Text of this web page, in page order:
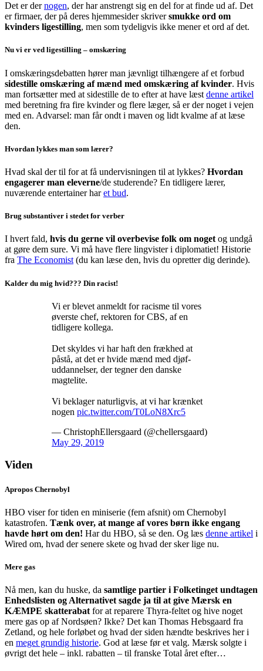
Det er dernogen, der har anstrengt sig en del for at finde ud af. Det
er firmaer, der på deres hjemmesider skriversmukke ord om
kvinders ligestilling, men som tydeligvis ikke mener et ord af det.
Nu vi er ved ligestilling – omskæring
I omskæringsdebatten hører man jævnligt tilhængere af et forbud
sidestille omskæring af mænd med omskæring af kvinder. Hvis
man fortsætter med at sidestille de to efter at have læst denne artikel
med beretning fra fire kvinder og flere læger, så er der noget i vejen
med en. Advarsel: man får ondt i maven og lidt kvalme af at læse
den.
Hvordan lykkes man som lærer?
Hvad skal der til for at få undervisningen til at lykkes? Hvordan
engagerer man eleverne/de studerende? En tidligere lærer,
nuværende entertainer haret bud.
Brug substantiver i stedet for verber
I hvert fald, hvis du gerne vil overbevise folk om noget og undgå
at gøre dem sure. Vi må have flere lingvister i diplomatiet! Historie
fra The Economist (du kan læse den, hvis du opretter dig derinde).
Kalder du mig hvid??? Din racist!
Vi er blevet anmeldt for racisme til vores
øverste chef, rektoren for CBS, af en
tidligere kollega.
Det skyldes vi har haft den frækhed at
påstå, at det er hvide mænd med djøf-
uddannelser, der tegner den danske
magtelite.
Vi beklager naturligvis, at vi har krænket
nogen pic.twitter.com/T0LoN8Xrc5
— ChristophEllersgaard (@chellersgaard)
May 29, 2019
Viden
Apropos Chernobyl
HBO viser for tiden en miniserie (fem afsnit) om Chernobyl
katastrofen. Tænk over, at mange af vores børn ikke engang
havde hørt om den! Har du HBO, så se den. Og læs denne artikel i
Wired om, hvad der senere skete og hvad der sker lige nu.
Mere gas
Nå men, kan du huske, da samtlige partier i Folketinget undtagen
Enhedslisten og Alternativet sagde ja til at give Mærsk en
KÆMPE skatterabat for at reparere Thyra-feltet og hive noget
mere gas op af Nordsøen? Ikke? Det kan Thomas Hebsgaard fra
Zetland, og hele forløbet og hvad der siden hændte beskrives her i
en meget grundig historie. God at læse før et valg. Mærsk solgte i
øvrigt det hele – inkl. rabatten – til franske Total året efter…